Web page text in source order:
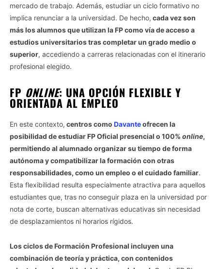
mercado de trabajo. Además, estudiar un ciclo formativo no
implica renunciar a la universidad. De hecho, cada vez son
más los alumnos que utilizan la FP como vía de acceso a
estudios universitarios tras completar un grado medio o
superior, accediendo a carreras relacionadas con el itinerario
profesional elegido.
FP ONLINE: UNA OPCIÓN FLEXIBLE Y
ORIENTADA AL EMPLEO
En este contexto, centros como Davanteofrecen la
posibilidad de estudiar FP Oficial presencial o 100% online,
permitiendo al alumnado organizar su tiempo de forma
autónoma y compatibilizar la formación con otras
responsabilidades, como un empleo o el cuidado familiar.
Esta flexibilidad resulta especialmente atractiva para aquellos
estudiantes que, tras no conseguir plaza en la universidad por
nota de corte, buscan alternativas educativas sin necesidad
de desplazamientos ni horarios rígidos.
Los ciclos de Formación Profesional incluyen una
combinación de teoría y práctica, con contenidos